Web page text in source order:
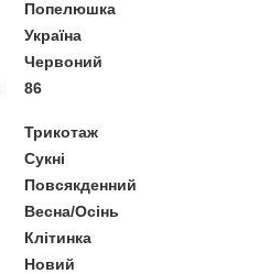
Попелюшка
Україна
Червоний
86
Трикотаж
Сукні
Повсякденний
Весна/Осінь
Клітинка
Новий